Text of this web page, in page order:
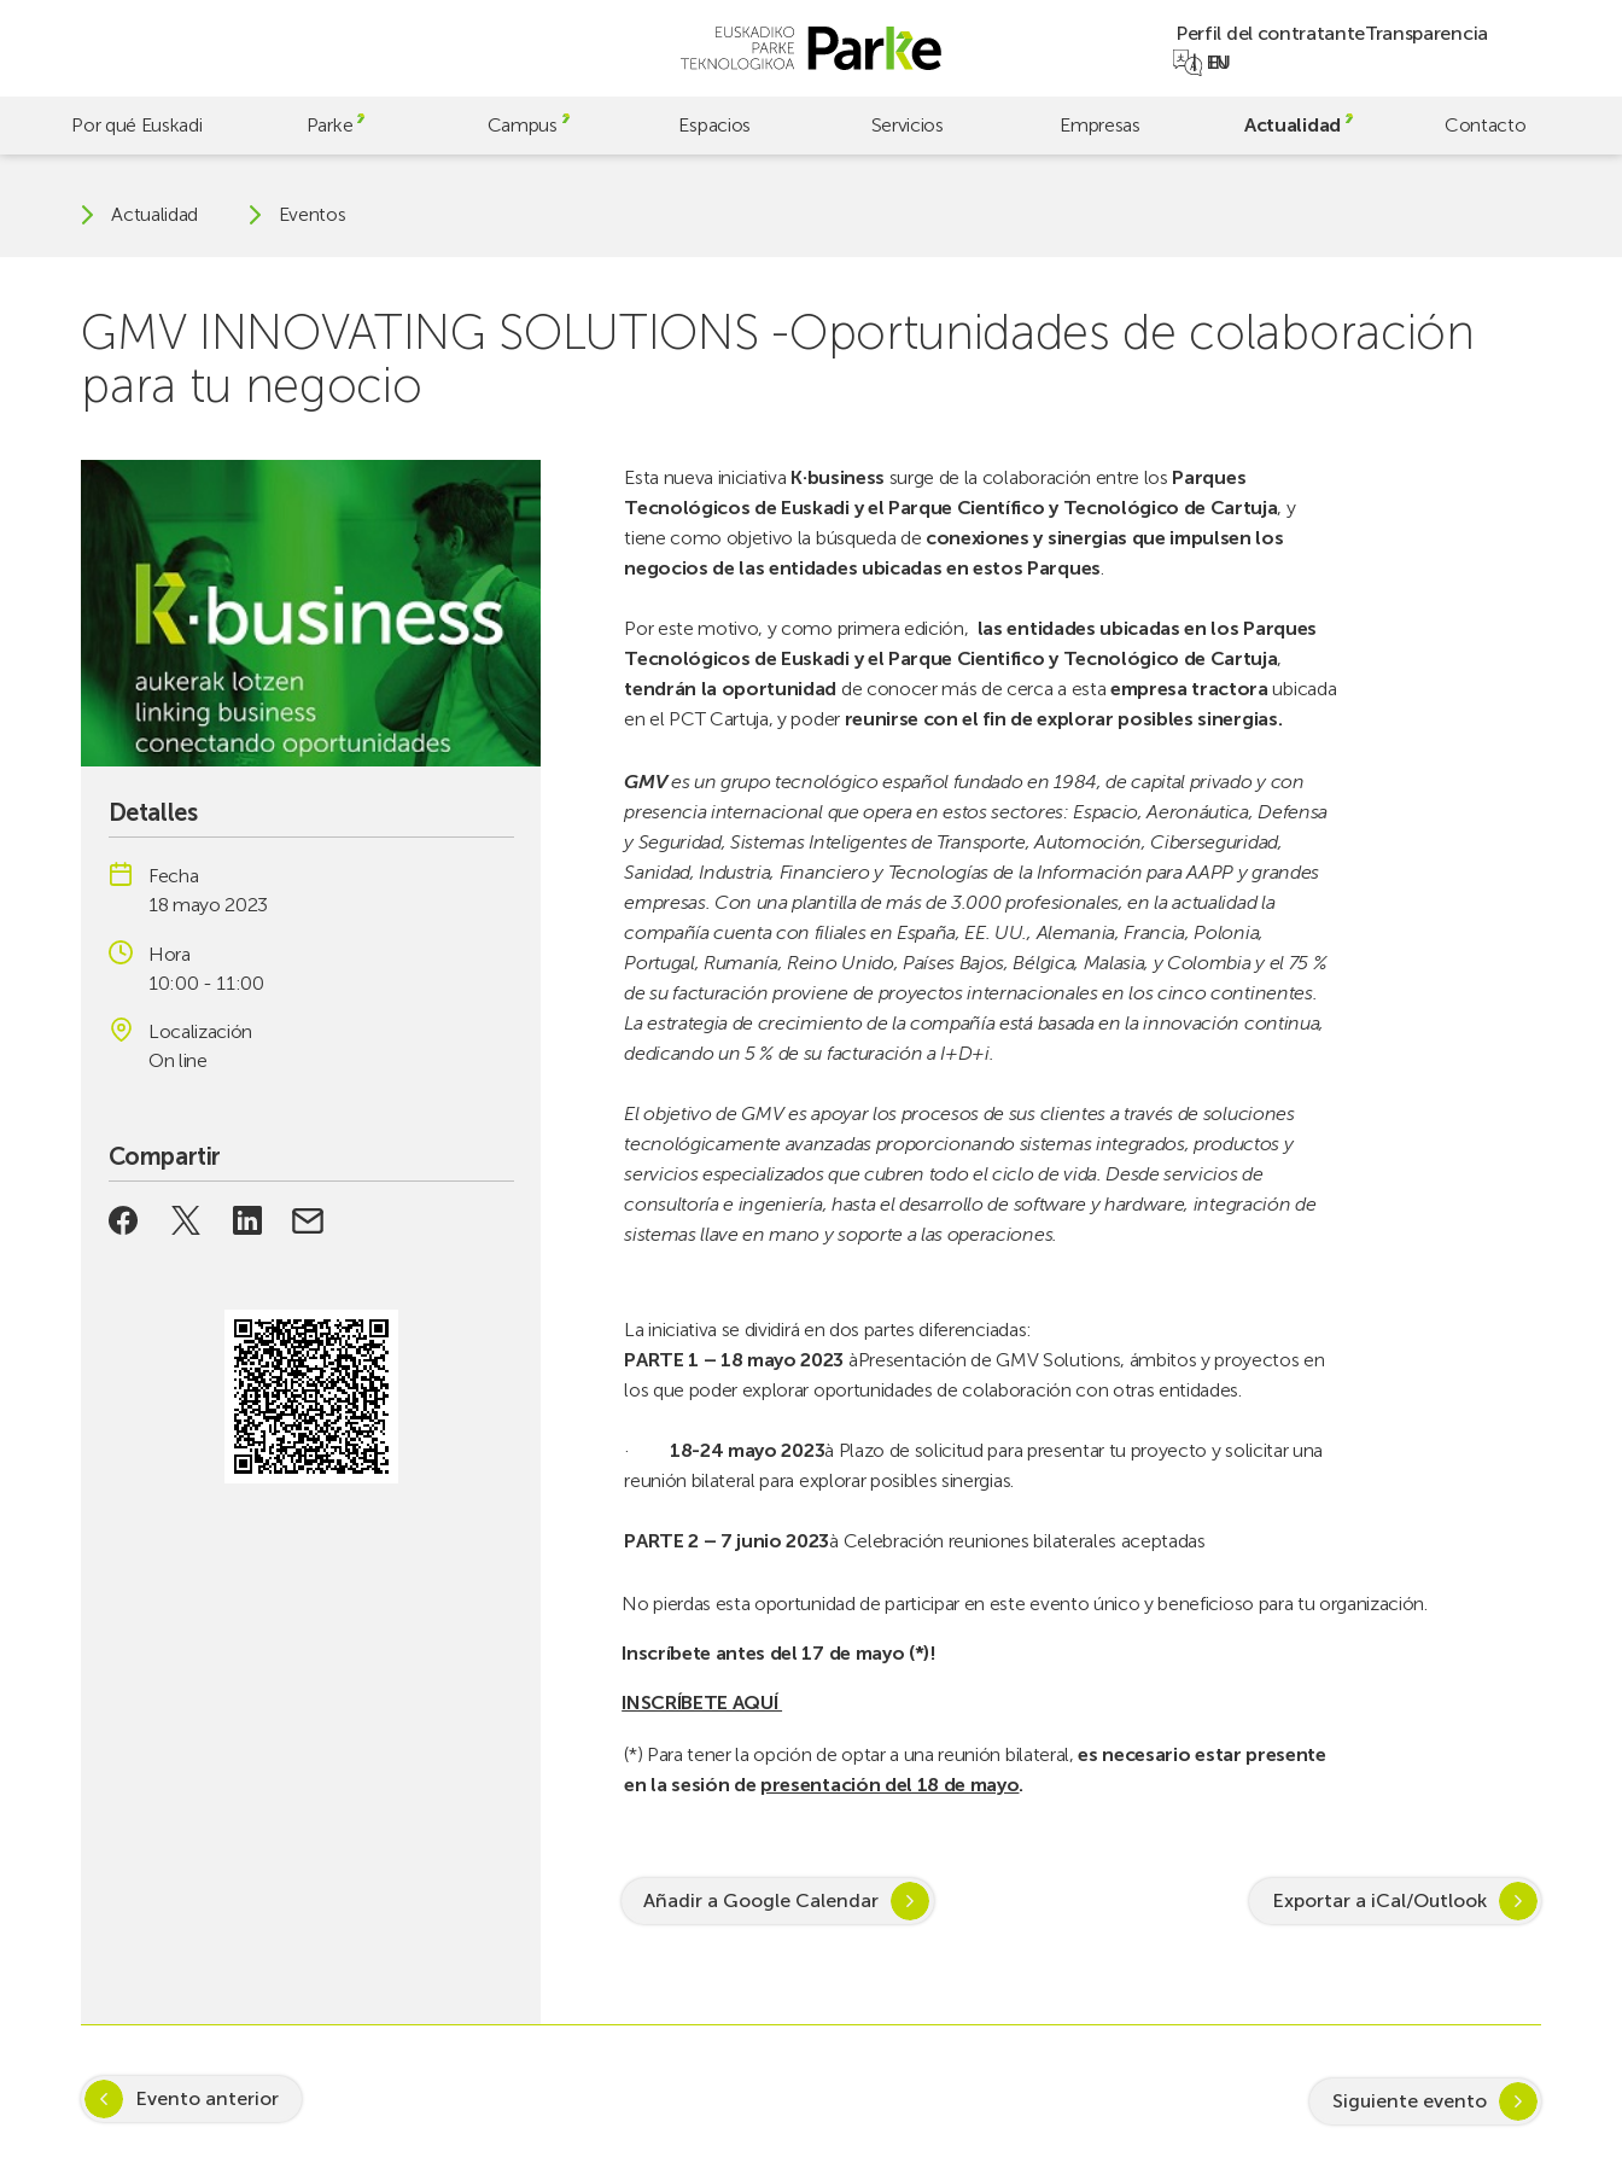
Perfil del contratanteTransparencia
EU
EN
Por qué Euskadi Parke Campus Espacios Servicios Empresas Actualidad Contacto
Actualidad Eventos
GMV INNOVATING SOLUTIONS -Oportunidades de colaboración
para tu negocio
Esta nueva iniciativa K·business surge de la colaboración entre los Parques
Tecnológicos de Euskadi y el Parque Científico y Tecnológico de Cartuja, y
tiene como objetivo la búsqueda de conexiones y sinergias que impulsen los
negocios de las entidades ubicadas en estos Parques.
Por este motivo, y como primera edición, las entidades ubicadas en los Parques
Tecnológicos de Euskadi y el Parque Cientifico y Tecnológico de Cartuja,
tendrán la oportunidad de conocer más de cerca a esta empresa tractora ubicada
en el PCT Cartuja, y poder reunirse con el fin de explorar posibles sinergias.
GMVes un grupo tecnológico español fundado en 1984, de capital privado y con
presencia internacional que opera en estos sectores: Espacio, Aeronáutica, Defensa
y Seguridad, Sistemas Inteligentes de Transporte, Automoción, Ciberseguridad,
Sanidad, Industria, Financiero y Tecnologías de la Información para AAPP y grandes
empresas. Con una plantilla de más de 3.000 profesionales, en la actualidad la
compañía cuenta con filiales en España, EE. UU., Alemania, Francia, Polonia,
Portugal, Rumanía, Reino Unido, Países Bajos, Bélgica, Malasia, y Colombia y el 75 %
de su facturación proviene de proyectos internacionales en los cinco continentes.
La estrategia de crecimiento de la compañía está basada en la innovación continua,
dedicando un 5 % de su facturación a I+D+i.
El objetivo de GMV es apoyar los procesos de sus clientes a través de soluciones
tecnológicamente avanzadas proporcionando sistemas integrados, productos y
servicios especializados que cubren todo el ciclo de vida. Desde servicios de
consultoría e ingeniería, hasta el desarrollo de software y hardware, integración de
sistemas llave en mano y soporte a las operaciones.
La iniciativa se dividirá en dos partes diferenciadas:
PARTE 1 – 18 mayo 2023 àPresentación de GMV Solutions, ámbitos y proyectos en
los que poder explorar oportunidades de colaboración con otras entidades.
· 18-24 mayo 2023à Plazo de solicitud para presentar tu proyecto y solicitar una
reunión bilateral para explorar posibles sinergias.
PARTE 2 – 7 junio 2023à Celebración reuniones bilaterales aceptadas
No pierdas esta oportunidad de participar en este evento único y beneficioso para tu organización.
Inscríbete antes del 17 de mayo (*)!
INSCRÍBETE AQUÍ
(*) Para tener la opción de optar a una reunión bilateral,es necesario estar presente
en la sesión de presentación del 18 de mayo.
Añadir a Google Calendar Exportar a iCal/Outlook
Detalles
Fecha
18 mayo 2023
Hora
10:00 - 11:00
Localización
On line
Compartir
Evento anterior Siguiente evento